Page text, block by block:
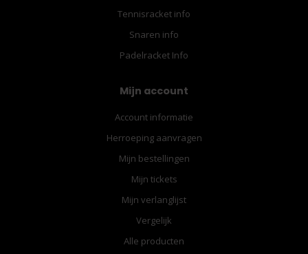
Tennisracket info
Snaren info
Padelracket Info
Mijn account
Account informatie
Herroeping aanvragen
Mijn bestellingen
Mijn tickets
Mijn verlanglijst
Vergelijk
Alle producten